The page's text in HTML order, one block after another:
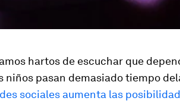
hartos de escuchar que
niños pasan demasiado tiempo
sociales aumenta las